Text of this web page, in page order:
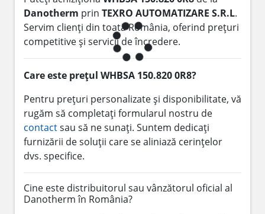
Danotherm prin TEXRO AUTOMATIZARE S.R.L.
Servim clienți din toată România, oferind prețuri
competitive și servicii de încredere.
Care este prețul WHBSA 150.820 0R8?
Pentru prețuri personalizate și disponibilitate, vă
rugăm să completați formularul nostru de
contactsau să ne sunați. Suntem dedicați
furnizării de soluții care se aliniază cerințelor
dvs. specifice.
Cine este distribuitorul sau vânzătorul oficial al
Danotherm în România?